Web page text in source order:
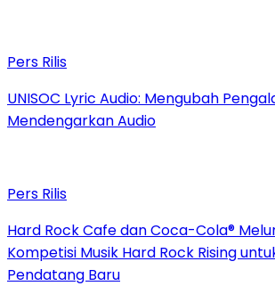
Pers Rilis
UNISOC Lyric Audio: Mengubah
Mendengarkan Audio
Pers Rilis
Hard Rock Cafe dan Coca-Cola®
Kompetisi Musik Hard Rock Rising
Pendatang Baru